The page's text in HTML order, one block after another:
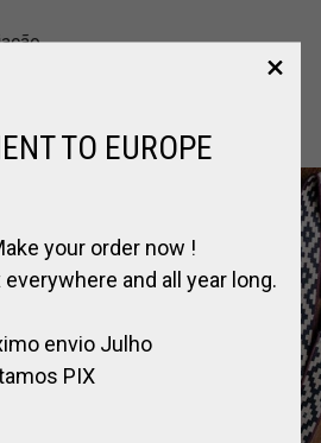
TO EUROPE
your order now !
and all year long.
envio Julho
PIX